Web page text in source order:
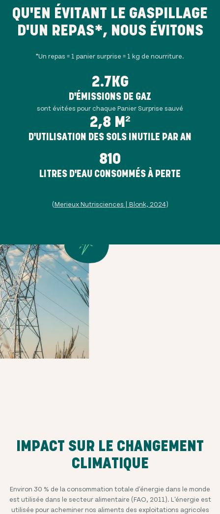
QU'EN ÉVITANT LE GASPILLAGE
D'UN REPAS*, NOUS ÉVITONS
*Un repas = 1 panier surprise = 1 kg de nourriture.
2.7KG
D'ÉMISSIONS DE GAZ
sont évitées pour chaque Panier Surprise sauvé
2,8 M²
D'UTILISATION DES SOLS INUTILE PAR AN
810
LITRES D'EAU CONSOMMÉS À PERTE
(Merieux Nutrisciences | Blonk, 2024)
IMPACT SUR LE CHANGEMENT
CLIMATIQUE
Environ 30 % de la consommation totale d'énergie dans le monde
est utilisée dans le secteur alimentaire (FAO, 2011). L'énergie est
utilisée pour acheminer nos aliments des exploitations agricoles